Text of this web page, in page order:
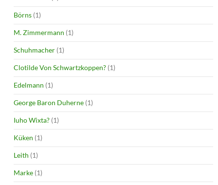
Börns (1)
M. Zimmermann (1)
Schuhmacher (1)
Clotilde Von Schwartzkoppen? (1)
Edelmann (1)
George Baron Duherne (1)
Iuho Wixta? (1)
Küken (1)
Leith (1)
Marke (1)